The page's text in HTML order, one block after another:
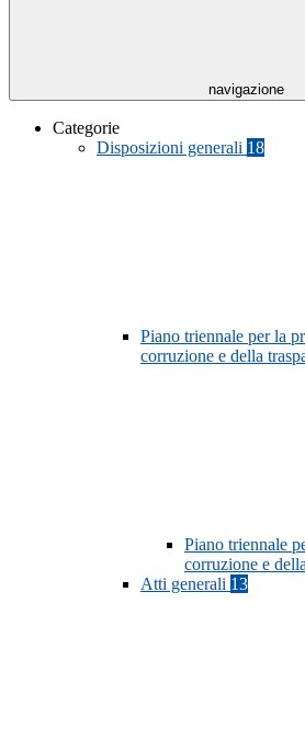
navigazione
Categorie
Disposizioni generali 18
Piano triennale per la
corruzione e della
Piano triennale
corruzione e
Atti generali 13